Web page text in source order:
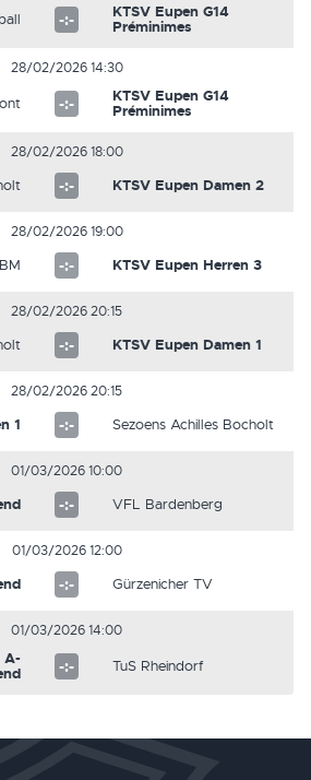
-:-
KTSV Eupen G14
Préminimes
28/02/2026 14:30
-:-
KTSV Eupen G14
Préminimes
28/02/2026 18:00
-:- KTSV Eupen Damen 2
28/02/2026 19:00
-:- KTSV Eupen Herren 3
28/02/2026 20:15
-:- KTSV Eupen Damen 1
28/02/2026 20:15
1 -:- Sezoens Achilles Bocholt
01/03/2026 10:00
-:- VFL Bardenberg
01/03/2026 12:00
-:- Gürzenicher TV
01/03/2026 14:00
A-
-:- TuS Rheindorf